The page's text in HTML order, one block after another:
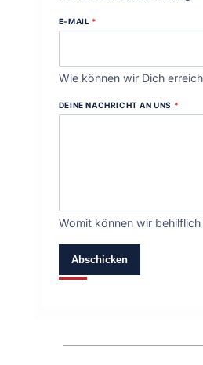
E-MAIL *
Wie können wir Dich
DEINE NACHRICHT AN UNS *
Womit können wir behilflich
Abschicken